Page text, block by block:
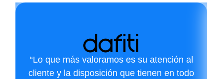
“Lo que más valoramos es su atención al
cliente y la disposición que tienen en todo